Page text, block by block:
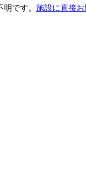
です。 施設に直接お